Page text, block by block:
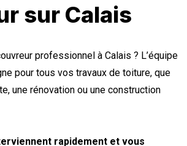
sur Calais
professionnel à Calais ? L’équipe
pour tous vos travaux de toiture, que
une rénovation ou une construction
rapidement et vous